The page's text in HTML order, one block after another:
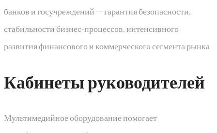
банков и госучреждений — гарантия безопасности,
стабильности бизнес-процессов, интенсивного
развития финансового и коммерческого сегмента рынка
Кабинеты руководителей
Мультимедийное оборудование помогает